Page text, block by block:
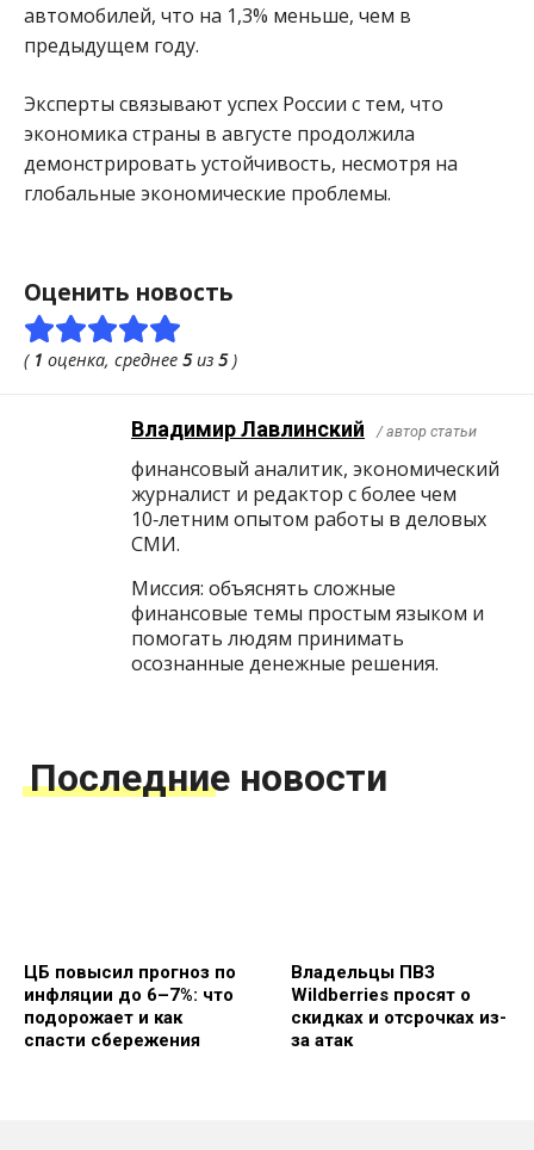
автомобилей, что на 1,3% меньше, чем в
предыдущем году.
Эксперты связывают успех России с тем, что
экономика страны в августе продолжила
демонстрировать устойчивость, несмотря на
глобальные экономические проблемы.
Оценить новость
( 1 оценка, среднее 5из 5)
Владимир Лавлинский / автор статьи
финансовый аналитик, экономический
журналист и редактор с более чем
10‑летним опытом работы в деловых
СМИ.
Миссия: объяснять сложные
финансовые темы простым языком и
помогать людям принимать
осознанные денежные решения.
Последние новости
ЦБ повысил прогноз по
инфляции до 6–7%: что
подорожает и как
спасти сбережения
Владельцы ПВЗ
Wildberries просят о
скидках и отсрочках из-
за атак